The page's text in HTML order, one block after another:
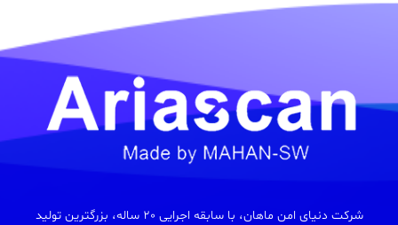
شرکت دنیای امن ماهان، با سابقه اجرایی 20 ساله، بزرگترین تولید